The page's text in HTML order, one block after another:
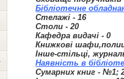
Бібліотечне
Стелажі - 16
Столи - 20
Кафедра видачі - 0
Книжкові
Інше-стільці,
Наявність в
Сумарних книг - №1;